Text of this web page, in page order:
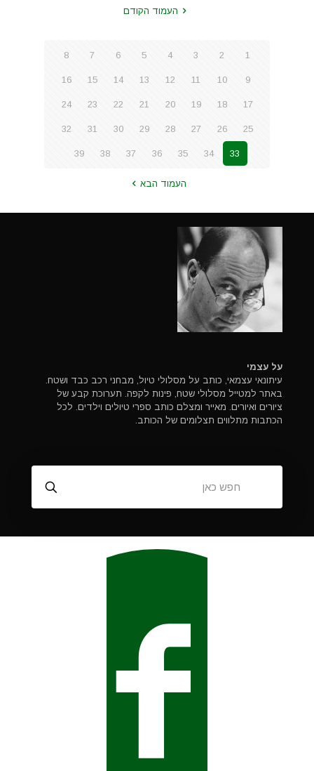
העמוד הקודם
1
2
3
4
5
6
7
8
9
10
11
12
13
14
15
16
17
18
19
20
21
22
23
24
25
26
27
28
29
30
31
32
33
34
35
36
37
38
39
העמוד הבא
על עצמי
עיתונאי עצמאי, כותב על מסלולי טיול, מבחני רכב כבד ושטח.
באתר למטייל מסלולי שטח, פינות לקפה. תערוכת קבע של
ציורים ואיורים. מאייר ומצלם כותב ספרי טיולים וילדים. לכל
הכתבות מתלווים תצלומים של הכותב.